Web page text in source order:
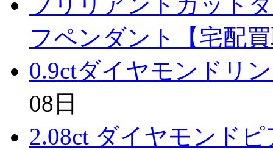
フペンダント【宅配
0.9ctダイヤモンドリ
08日
2.08ct ダイヤモンド